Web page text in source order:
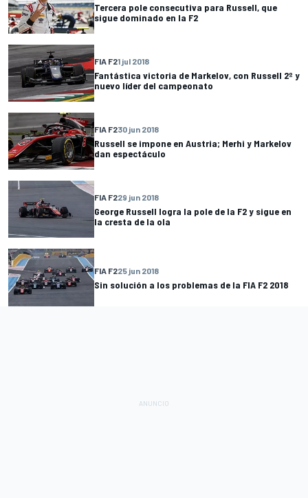
Tercera pole consecutiva para Russell, que
sigue dominado en la F2
FIA F21 jul 2018
Fantástica victoria de Markelov, con Russell 2º y
nuevo líder del campeonato
FIA F230 jun 2018
Russell se impone en Austria; Merhi y Markelov
dan espectáculo
FIA F229 jun 2018
George Russell logra la pole de la F2 y sigue en
la cresta de la ola
FIA F225 jun 2018
Sin solución a los problemas de la FIA F2 2018